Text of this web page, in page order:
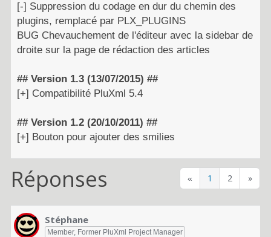
[-] Suppression du codage en dur du chemin des
plugins, remplacé par PLX_PLUGINS
BUG Chevauchement de l'éditeur avec la sidebar de
droite sur la page de rédaction des articles
## Version 1.3 (13/07/2015) ##
[+] Compatibilité PluXml 5.4
## Version 1.2 (20/10/2011) ##
[+] Bouton pour ajouter des smilies
« 1 2 »
Réponses
Stéphane
Member, Former PluXml Project Manager